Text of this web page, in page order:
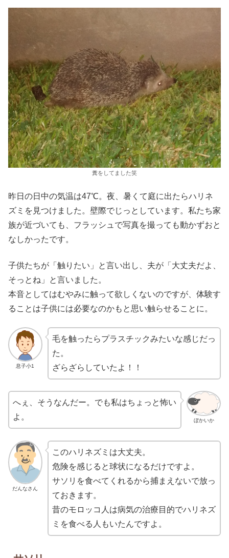
糞をしてました笑
昨日の日中の気温は47℃。夜、暑くて庭に出たらハリネ
ズミを見つけました。壁際でじっとしています。私たち家
族が近づいても、フラッシュで写真を撮っても動かずおと
なしかったです。
子供たちが「触りたい」と言い出し、夫が「大丈夫だよ、
そっとね」と言いました。
本音としてはむやみに触って欲しくないのですが、体験す
ることは子供には必要なのかもと思い触らせることに。
息子小1
毛を触ったらプラスチックみたいな感じだっ
た。
ざらざらしていたよ！！
ぼかいか
へぇ、そうなんだー。でも私はちょっと怖い
よ。
だんなさん
このハリネズミは大丈夫。
危険を感じると球状になるだけですよ。
サソリを食べてくれるから捕まえないで放っ
ておきます。
昔のモロッコ人は病気の治療目的でハリネズ
ミを食べる人もいたんですよ。